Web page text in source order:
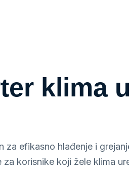
klima
za efikasno hlađenje i
korisnike koji žele klima